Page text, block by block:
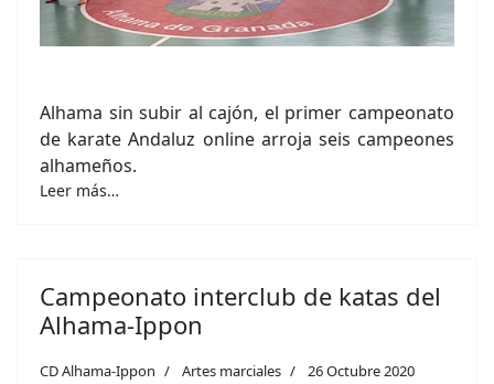
Alhama sin subir al cajón, el primer campeonato
de karate Andaluz online arroja seis campeones
alhameños.
Leer más…
Campeonato interclub de katas del
Alhama-Ippon
CD Alhama-Ippon Artes marciales 26 Octubre 2020